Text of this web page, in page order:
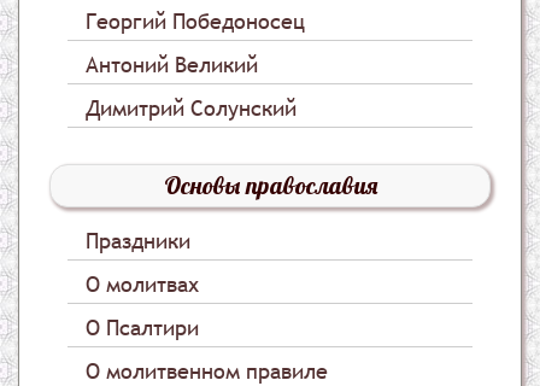
Георгий Победоносец
Антоний Великий
Димитрий Солунский
Основы православия
Праздники
О молитвах
О Псалтири
О молитвенном правиле